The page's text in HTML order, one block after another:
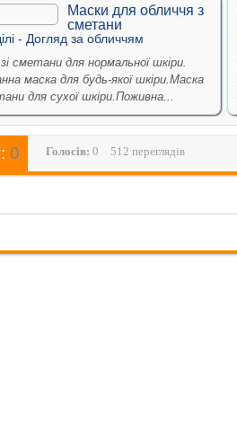
Маски для обличчя з
сметани
- Догляд за обличчям
сметани для нормальної шкіри.
маска для будь-якої шкіри.Маска
для сухої шкіри.Поживна...
0 Голосiв: 0 512 переглядів